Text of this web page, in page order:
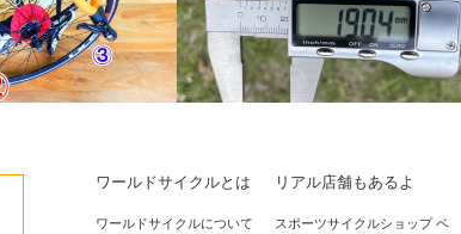
対にゆるまない、輪
旧ETRTOで25cのタイヤから新ETRTO
ワールドサイクルとは
ワールドサイクルについて
リアル店舗もあるよ
スポーツサイクルショップ ベ